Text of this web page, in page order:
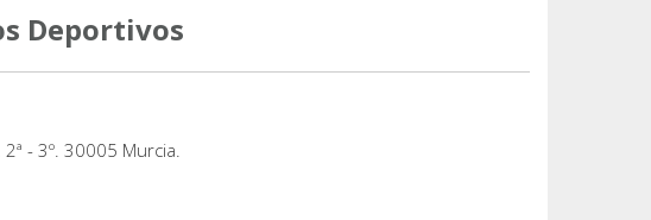
Deportivos
- 3º. 30005 Murcia.